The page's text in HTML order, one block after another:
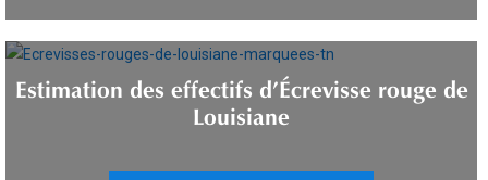
Estimation des effectifs d’Écrevisse rouge de
Louisiane